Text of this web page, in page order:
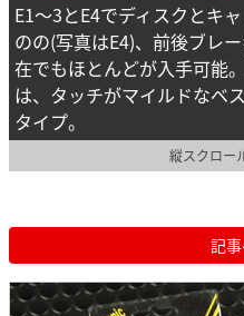
E1～3とE4でディスクとキ
のの(写真はE4)、前後ブレ
在でもほとんどが入手可能
は、タッチがマイルドなベ
タイプ。
縦スクロー
記